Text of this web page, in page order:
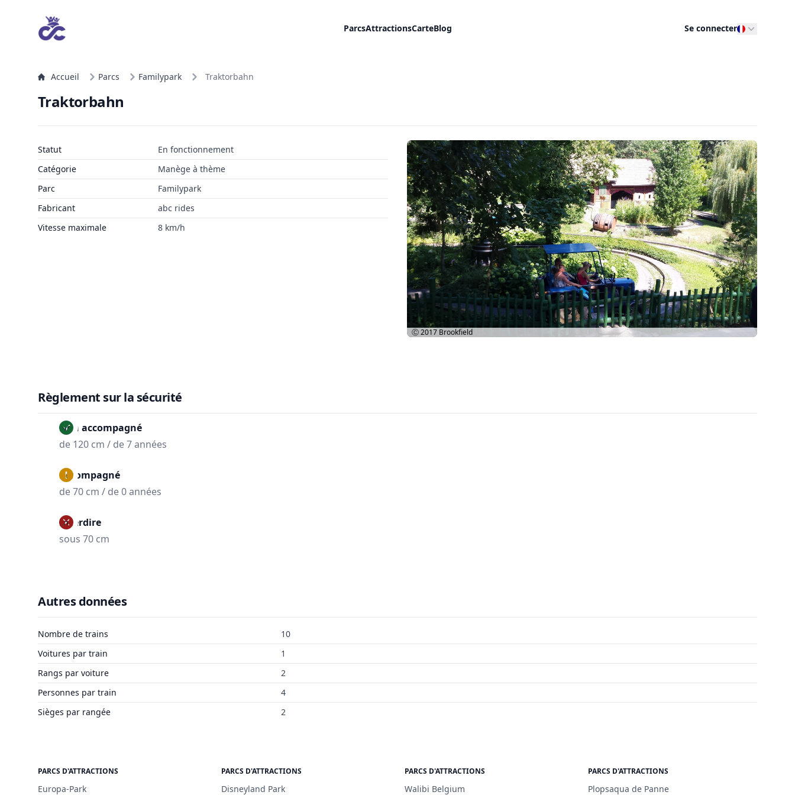
ParcsAttractionsCarteBlog Se connecter
Accueil Parcs Familypark Traktorbahn
Traktorbahn
Statut
En fonctionnement
Catégorie
Manège à thème
Parc
Familypark
Fabricant
abc rides
Vitesse maximale
8 km/h
Ⓒ 2017 Brookfield
Règlement sur la sécurité
Non accompagné
de 120 cm / de 7 années
Accompagné
de 70 cm / de 0 années
Interdire
sous 70 cm
Autres données
Nombre de trains
10
Voitures par train
1
Rangs par voiture
2
Personnes par train
4
Sièges par rangée
2
PARCS D'ATTRACTIONS
Europa-Park
PARCS D'ATTRACTIONS
Disneyland Park
PARCS D'ATTRACTIONS
Walibi Belgium
PARCS D'ATTRACTIONS
Plopsaqua de Panne